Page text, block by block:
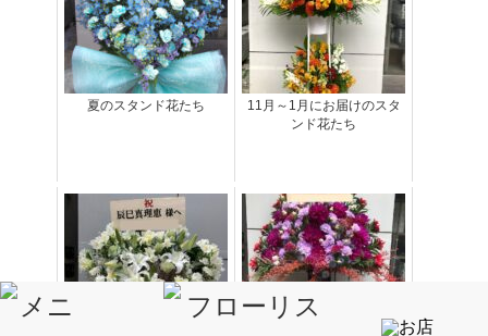
夏のスタンド花たち
11月～1月にお届けのスタ
ンド花たち